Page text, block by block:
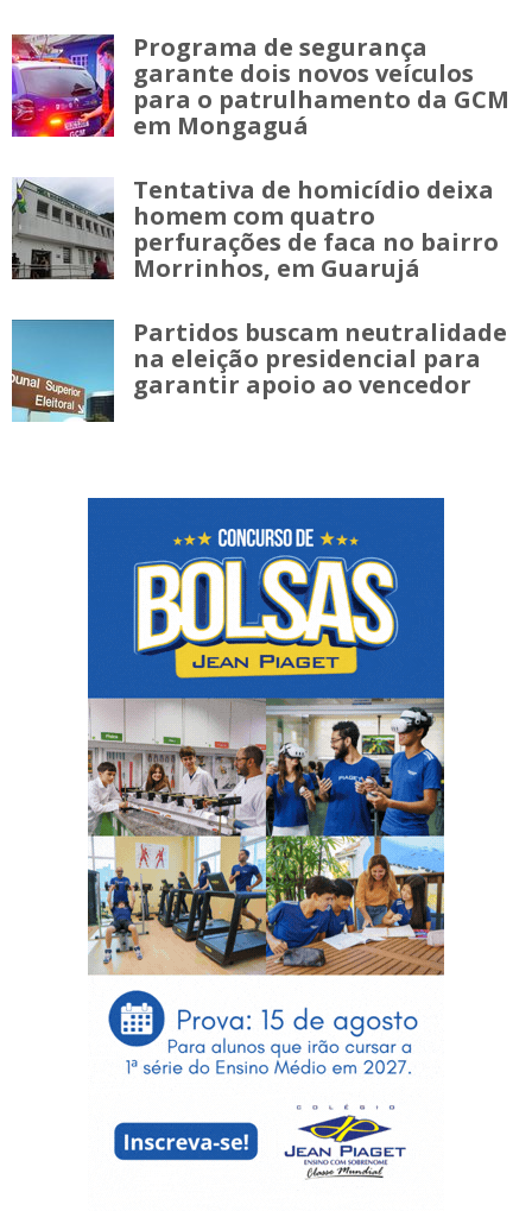
Programa de segurança
garante dois novos veículos
para o patrulhamento da GCM
em Mongaguá
Tentativa de homicídio deixa
homem com quatro
perfurações de faca no bairro
Morrinhos, em Guarujá
Partidos buscam neutralidade
na eleição presidencial para
garantir apoio ao vencedor